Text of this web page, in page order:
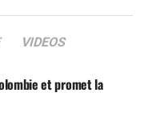
VIDEOS
et promet la